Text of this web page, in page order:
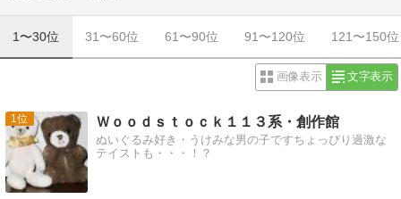
1〜30位 31〜60位 61〜90位 91〜120位 121〜150位
画像表示 文字表示
1 Ｗｏｏｄｓｔｏｃｋ１１３系・創作館
ぬいぐるみ好き・うけみな男の子ですちょっぴり過激な
テイストも・・・！？